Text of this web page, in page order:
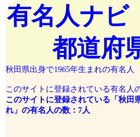
有名人ナ
都道府
秋田県出身で1965年生まれの有名人
このサイトに登録されている有名人
このサイトに登録されている「秋田
れ」の有名人の数：7人